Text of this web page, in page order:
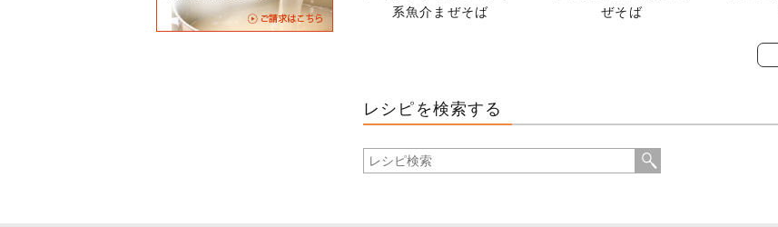
系魚介まぜそば
ぜそば
レシピを検索する